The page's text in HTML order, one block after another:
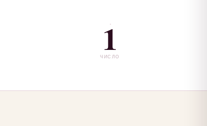
1
ЧИСЛО